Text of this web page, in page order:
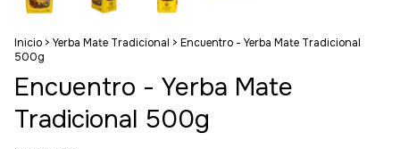
Inicio > Yerba Mate Tradicional > Encuentro - Yerba Mate Tradicional
500g
Encuentro - Yerba Mate
Tradicional 500g